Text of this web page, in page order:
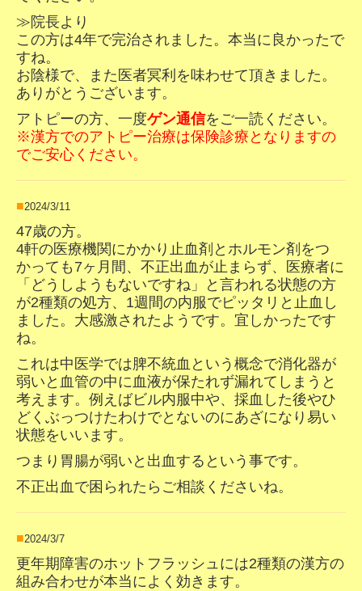
≫院長より
この方は4年で完治されました。本当に良かったで
すね。
お陰様で、また医者冥利を味わせて頂きました。
ありがとうございます。
アトピーの方、一度ゲン通信をご一読ください。
※漢方でのアトピー治療は保険診療となりますの
でご安心ください。
■2024/3/11
47歳の方。
4軒の医療機関にかかり止血剤とホルモン剤をつ
かっても7ヶ月間、不正出血が止まらず、
医療者に
「どうしようもないですね」と言われる状態の方
が2種類の処方、1週間の内服でピッタリと止血し
ました。 大感激されたようです。宜しかったです
ね。
これは中医学では脾不統血という概念で消化器が
弱いと血管の中に血液が保たれず漏れてしまうと
考えます。例えばビル内服中や、採血した後やひ
どくぶっつけたわけでとないのにあざになり易い
状態をいいます。
つまり胃腸が弱いと出血するという事です。
不正出血で困られたらご相談くださいね。
■2024/3/7
更年期障害のホットフラッシュには2種類の漢方の
組み合わせが本当によく効きます。